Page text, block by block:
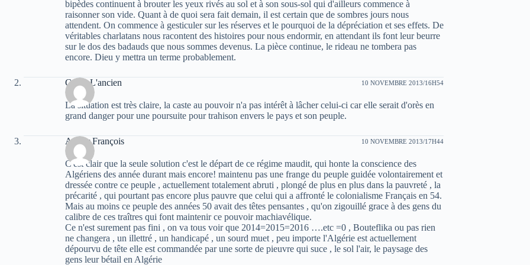
bipèdes continuent à brouter les yeux rivés au sol et à son sous-sol qui d'ailleurs commence à
raisonner son vide. Quant à de quoi sera fait demain, il est certain que de sombres jours nous
attendent. On commence à gesticuler sur les réserves et le pourquoi de la dépréciation et ses effets. De
véritables charlatans nous racontent des histoires pour nous endormir, en attendant ils font leur beurre
sur le dos des badauds que nous sommes devenus. La pièce continue, le rideau ne tombera pas
encore. Dieu y mettra un terme probablement.
Caton L'ancien 10 NOVEMBRE 2013/16H54
La situation est très claire, la caste au pouvoir n'a pas intérêt à lâcher celui-ci car elle serait d'orès en
grand danger pour une poursuite pour trahison envers le pays et son peuple.
Arthur François 10 NOVEMBRE 2013/17H44
C'est clair que la seule solution c'est le départ de ce régime maudit, qui honte la conscience des
Algériens des année durant mais encore! maintenu pas une frange du peuple guidée volontairement et
dressée contre ce peuple , actuellement totalement abruti , plongé de plus en plus dans la pauvreté , la
précarité , qui pourtant pas encore plus pauvre que celui qui a affronté le colonialisme Français en 54.
Mais au moins ce peuple des années 50 avait des têtes pensantes , qu'on zigouillé grace à des gens du
calibre de ces traîtres qui font maintenir ce pouvoir machiavélique.
Ce n'est surement pas fini , on va tous voir que 2014=2015=2016 ….etc =0 , Bouteflika ou pas rien
ne changera , un illettré , un handicapé , un sourd muet , peu importe l'Algérie est actuellement
dépourvu de tête elle est commandée par une sorte de pieuvre qui suce , le sol l'air, le paysage des
gens leur bétail en Algérie